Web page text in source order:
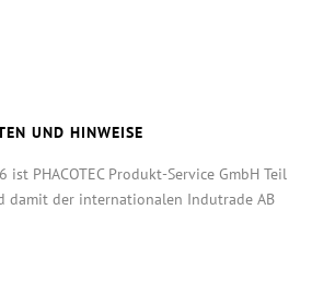
UND HINWEISE
ist PHACOTEC Produkt-Service GmbH Teil
damit der internationalen Indutrade AB